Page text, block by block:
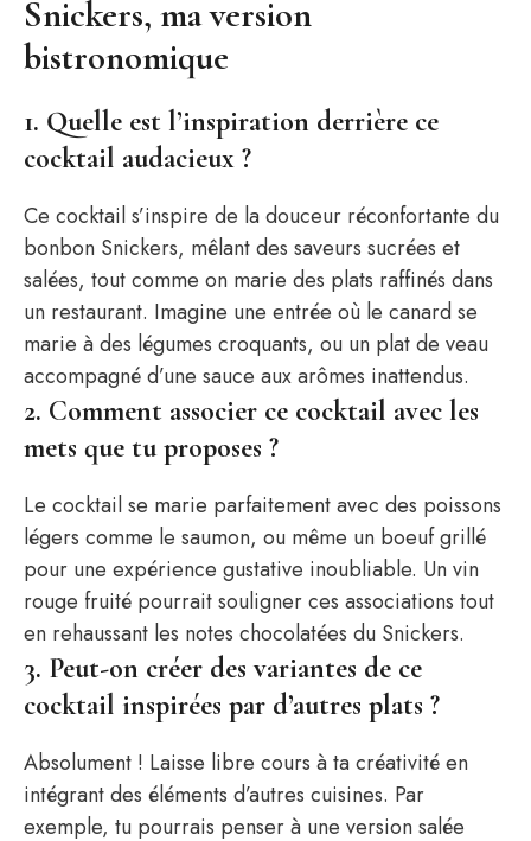
Snickers, ma version
bistronomique
1. Quelle est l’inspiration derrière ce
cocktail audacieux ?
Ce cocktail s’inspire de la douceur réconfortante du
bonbon Snickers, mêlant des saveurs sucrées et
salées, tout comme on marie des plats raffinés dans
un restaurant. Imagine une entrée où le canard se
marie à des légumes croquants, ou un plat de veau
accompagné d’une sauce aux arômes inattendus.
2. Comment associer ce cocktail avec les
mets que tu proposes ?
Le cocktail se marie parfaitement avec des poissons
légers comme le saumon, ou même un boeuf grillé
pour une expérience gustative inoubliable. Un vin
rouge fruité pourrait souligner ces associations tout
en rehaussant les notes chocolatées du Snickers.
3. Peut-on créer des variantes de ce
cocktail inspirées par d’autres plats ?
Absolument ! Laisse libre cours à ta créativité en
intégrant des éléments d’autres cuisines. Par
exemple, tu pourrais penser à une version salée